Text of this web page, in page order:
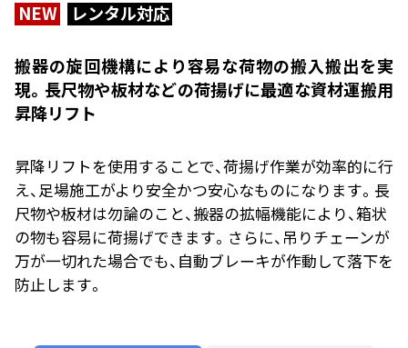
NEW レンタル対応
搬器の旋回機構により容易な荷物の搬入搬出を実
現。長尺物や板材などの荷揚げに最適な資材運搬用
昇降リフト
昇降リフトを使用することで、荷揚げ作業が効率的に行
え、足場施工がより安全かつ安心なものになります。長
尺物や板材は勿論のこと、搬器の拡幅機能により、箱状
の物も容易に荷揚げできます。さらに、吊りチェーンが
万が一切れた場合でも、自動ブレーキが作動して落下を
防止します。